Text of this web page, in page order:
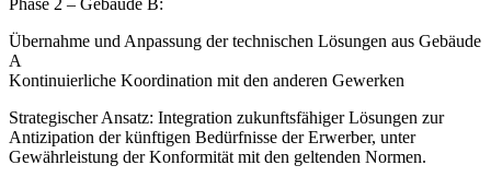
Übernahme und Anpassung der technischen Lösungen aus Gebäude
A
Kontinuierliche Koordination mit den anderen Gewerken
Strategischer Ansatz: Integration zukunftsfähiger Lösungen zur
Antizipation der künftigen Bedürfnisse der Erwerber, unter
Gewährleistung der Konformität mit den geltenden Normen.